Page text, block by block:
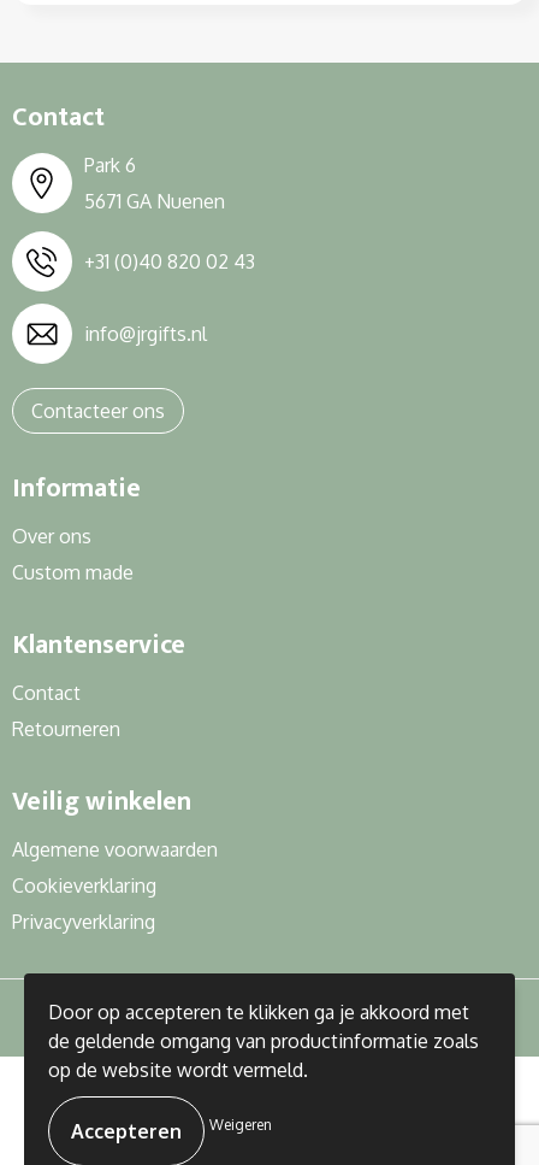
Contact
Park 6
5671 GA Nuenen
+31 (0)40 820 02 43
info@jrgifts.nl
Contacteer ons
Informatie
Over ons
Custom made
Klantenservice
Contact
Retourneren
Veilig winkelen
Algemene voorwaarden
Cookieverklaring
Privacyverklaring
© Copyright J&R Gifts 2023
Door op accepteren te klikken ga je akkoord met
de geldende omgang van productinformatie zoals
op de website wordt vermeld.
Weigeren